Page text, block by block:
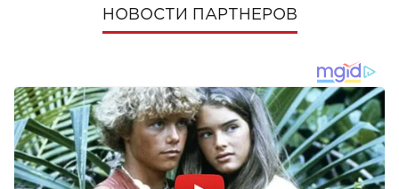
НОВОСТИ ПАРТНЕРОВ